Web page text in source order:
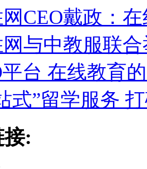
CEO戴政：
与中教服联
平台 在线教育
式”留学服务
: